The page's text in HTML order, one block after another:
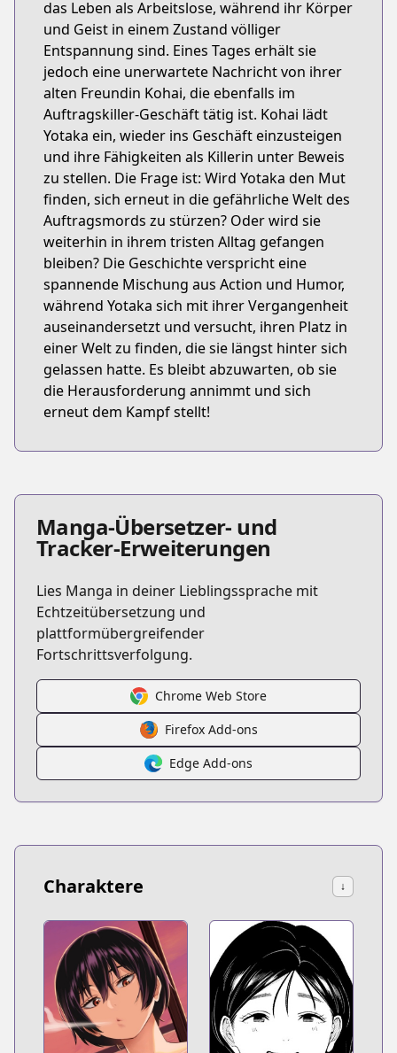
das Leben als Arbeitslose, während ihr Körper
und Geist in einem Zustand völliger
Entspannung sind. Eines Tages erhält sie
jedoch eine unerwartete Nachricht von ihrer
alten Freundin Kohai, die ebenfalls im
Auftragskiller-Geschäft tätig ist. Kohai lädt
Yotaka ein, wieder ins Geschäft einzusteigen
und ihre Fähigkeiten als Killerin unter Beweis
zu stellen. Die Frage ist: Wird Yotaka den Mut
finden, sich erneut in die gefährliche Welt des
Auftragsmords zu stürzen? Oder wird sie
weiterhin in ihrem tristen Alltag gefangen
bleiben? Die Geschichte verspricht eine
spannende Mischung aus Action und Humor,
während Yotaka sich mit ihrer Vergangenheit
auseinandersetzt und versucht, ihren Platz in
einer Welt zu finden, die sie längst hinter sich
gelassen hatte. Es bleibt abzuwarten, ob sie
die Herausforderung annimmt und sich
erneut dem Kampf stellt!
Manga-Übersetzer- und
Tracker-Erweiterungen
Lies Manga in deiner Lieblingssprache mit
Echtzeitübersetzung und
plattformübergreifender
Fortschrittsverfolgung.
Chrome Web Store
Firefox Add-ons
Edge Add-ons
Charaktere ↓